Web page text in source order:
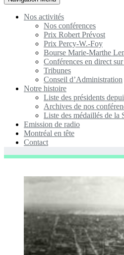
navigation
Nos activités
Nos conférences
Prix Robert Prévost
Prix Percy-W.-Foy
Bourse Marie-Marthe
Conférences en direct
Tribunes
Conseil d’Administration
Notre histoire
Liste des présidents
Archives de nos
Liste des médaillés de la
Emission de radio
Montréal en tête
Contact